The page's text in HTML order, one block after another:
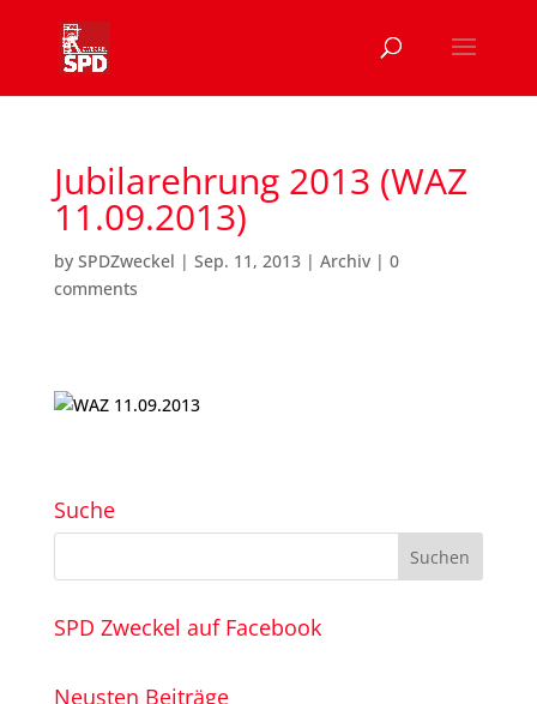
Jubilarehrung 2013 (WAZ
11.09.2013)
by SPDZweckel | Sep. 11, 2013| Archiv| 0
comments
Suche
SPD Zweckel auf Facebook
Neusten Beiträge